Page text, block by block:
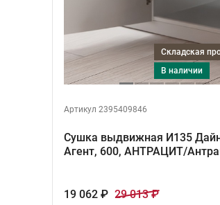
Складская
в наличии
Артикул 2395409846
Сушка выдвижная И135
Агент, 600, АНТРАЦИТ/
19 062 ₽ 29 013 ₽